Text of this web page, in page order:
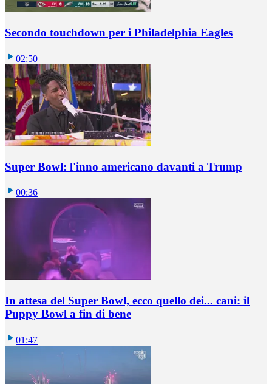
Secondo touchdown per i Philadelphia Eagles
02:50
Super Bowl: l'inno americano davanti a Trump
00:36
In attesa del Super Bowl, ecco quello dei... cani: il
Puppy Bowl a fin di bene
01:47